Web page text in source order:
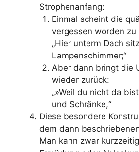
Strophenanfang:
Einmal scheint die
vergessen worden zu
„Hier unterm Dach
Lampenschimmer;“
Aber dann bringt die
wieder zurück:
„»Weil du nicht da
und Schränke,“
Diese besondere
dem dann
Man kann zwar